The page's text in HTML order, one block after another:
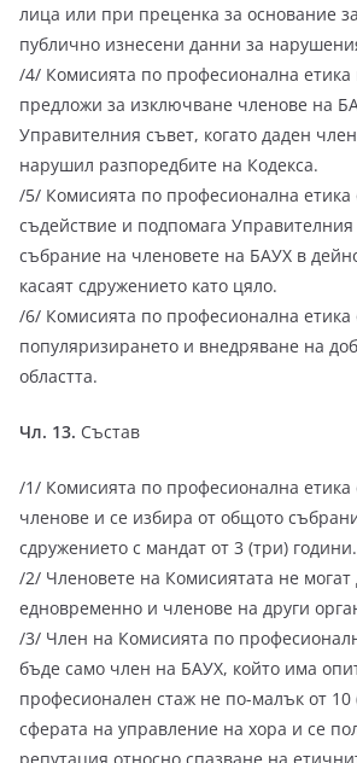
лица или при преценка за основание
публично изнесени данни за
/4/ Комисията по професионална
предложи за изключване членове на
Управителния съвет, когато даден
нарушил разпоредбите на Кодекса.
/5/ Комисията по професионална етика
съдействие и подпомага
събрание на членовете на БАУХ в
касаят сдружението като цяло.
/6/ Комисията по професионална етика
популяризирането и внедряване на
областта.
Чл. 13. Състав
/1/ Комисията по професионална етика
членове и се избира от общото
сдружението с мандат от 3 (три) години.
/2/ Членовете на Комисиятата не могат
едновременно и членове на други
/3/ Член на Комисията по
бъде само член на БАУХ, който има
професионален стаж не по-малък от 10
сферата на управление на хора и се